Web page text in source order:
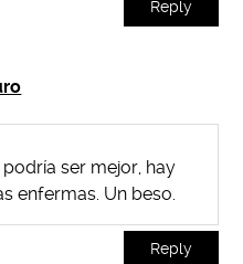
Reply
ser mejor, hay
enfermas. Un beso.
Reply